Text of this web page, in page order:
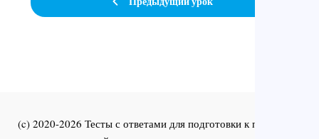
(c) 2020-2026 Тесты с ответами для подготовки к первичной